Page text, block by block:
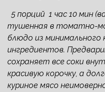
5 порций 1 час 10 мин
тушенная в томатно-
блюдо из минимального
ингредиентов.
сохраняет все соки
красивую корочку, а
куриное мясо